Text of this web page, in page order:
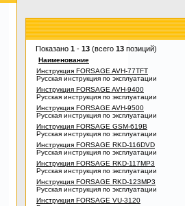
Показано 1 - 13 (всего 13 позиций)
Наименование
Инструкция FORSAGE AVH-77TFT
Русская инструкция по эксплуатации
Инструкция FORSAGE AVH-9400
Русская инструкция по эксплуатации
Инструкция FORSAGE AVH-9500
Русская инструкция по эксплуатации
Инструкция FORSAGE GSM-619B
Русская инструкция по эксплуатации
Инструкция FORSAGE RKD-116DVD
Русская инструкция по эксплуатации
Инструкция FORSAGE RKD-117MP3
Русская инструкция по эксплуатации
Инструкция FORSAGE RKD-123MP3
Русская инструкция по эксплуатации
Инструкция FORSAGE VU-3120